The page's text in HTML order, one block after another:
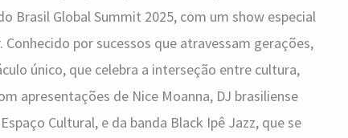
Brasil Global Summit 2025, com um show especial
por sucessos que atravessam gerações,
único, que celebra a interseção entre cultura,
apresentações de Nice Moanna, DJ brasiliense
Cultural, e da banda Black Ipê Jazz, que se